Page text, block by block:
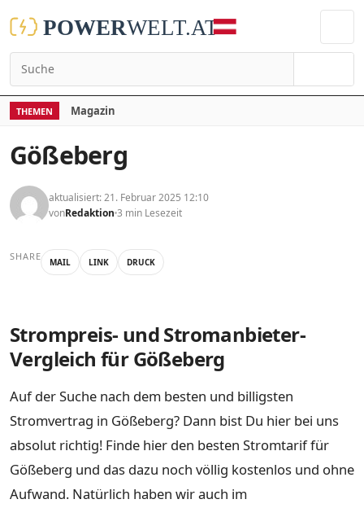
THEMEN Magazin
Gößeberg
aktualisiert: 21. Februar 2025 12:10
vonRedaktion 3 min Lesezeit
SHARE MAIL LINK DRUCK
Strompreis- und Stromanbieter-
Vergleich für Gößeberg
Auf der Suche nach dem besten und billigsten
Stromvertrag in Gößeberg? Dann bist Du hier bei uns
absolut richtig! Finde hier den besten Stromtarif für
Gößeberg und das dazu noch völlig kostenlos und ohne
Aufwand. Natürlich haben wir auch im